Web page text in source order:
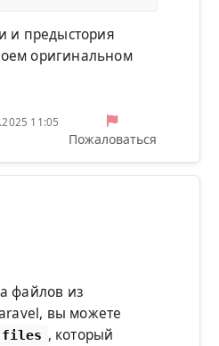
и предыстория
оригинальном
11:05
Пожаловаться
файлов из
вы можете
files , который